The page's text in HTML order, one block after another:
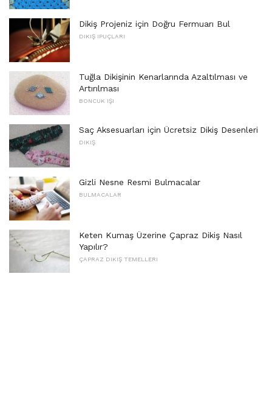
Dikiş Projeniz için Doğru Fermuarı Bul
DIKIŞ IPUÇLARI
Tuğla Dikişinin Kenarlarında Azaltılması ve
Artırılması
BONCUK IŞI
Saç Aksesuarları için Ücretsiz Dikiş Desenleri
DIKIŞ
Gizli Nesne Resmi Bulmacalar
BULMACALAR
Keten Kumaş Üzerine Çapraz Dikiş Nasıl
Yapılır?
ÇAPRAZ DIKIŞ TEMELLERI